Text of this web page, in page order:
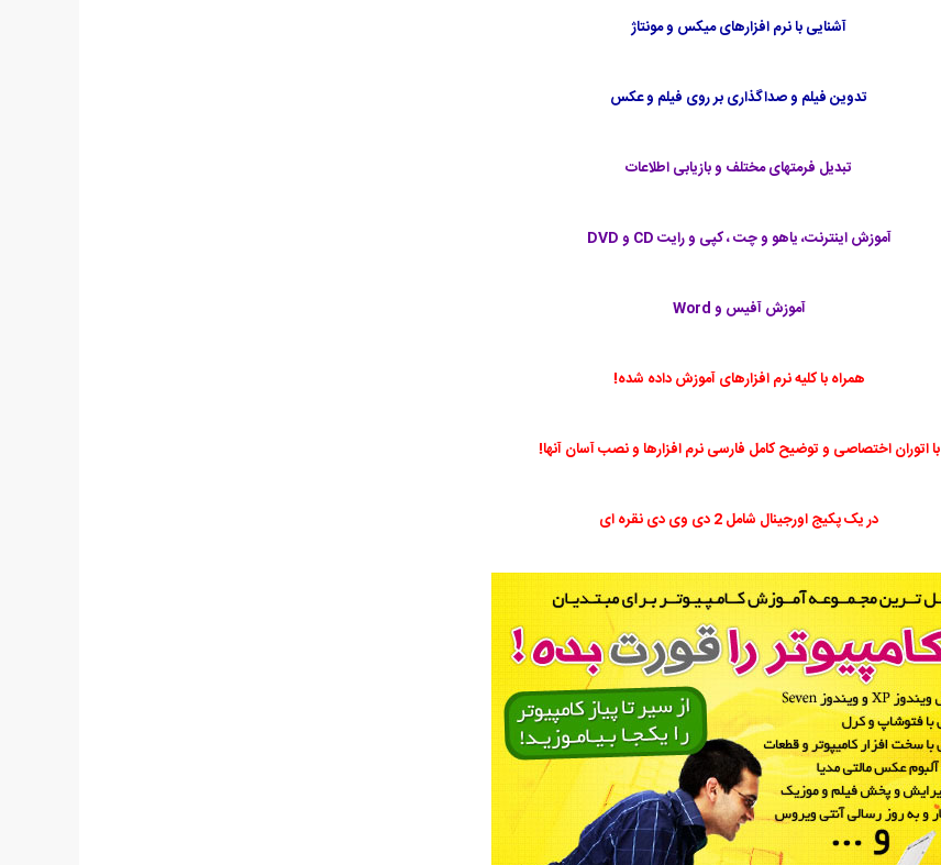
آشنایی با نرم افزارهای میکس و مونتاژ
تدوین فیلم و صداگذاری بر روی فیلم و عکس
تبدیل فرمتهای مختلف و بازیابی اطلاعات
آموزش اینترنت، یاهو و چت ، کپی و رایت CD و DVD
آموزش آفیس و Word
همراه با کلیه نرم افزارهای آموزش داده شده!
با اتوران اختصاصی و توضیح کامل فارسی نرم افزارها و نصب آسان آنها!
در یک پکیج اورجینال شامل 2 دی وی دی نقره ای